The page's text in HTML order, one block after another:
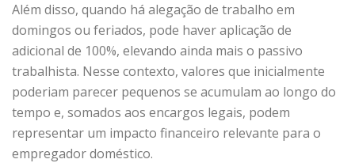
Além disso, quando há alegação de trabalho em
domingos ou feriados, pode haver aplicação de
adicional de 100%, elevando ainda mais o passivo
trabalhista. Nesse contexto, valores que inicialmente
poderiam parecer pequenos se acumulam ao longo do
tempo e, somados aos encargos legais, podem
representar um impacto financeiro relevante para o
empregador doméstico.